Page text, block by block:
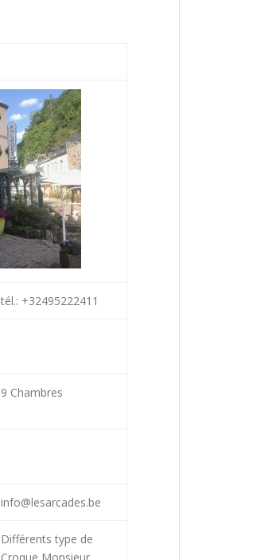
tél.: +32495222411
9 Chambres
info@lesarcades.be
Différents type de